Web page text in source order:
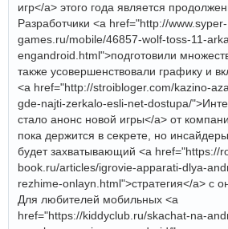
игр</a> этого года является
Разработчики <a href="http://www.syper-
games.ru/mobile/46857-wolf-toss-11-
engandroid.html">подготовили
также усовершенствовали графику и
<a href="http://stroibloger.com/kazino-
gde-najti-zerkalo-esli-net-dostupa/
стало анонс новой игры</a> от
пока держится в секрете, но
будет захватывающий <a href="https://
book.ru/articles/igrovie-apparati-dlya-
rezhime-onlayn.html">стратегия</a> с
Для любителей мобильных <a
href="https://kiddyclub.ru/skachat-na-